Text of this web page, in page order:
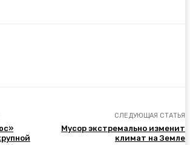
СЛЕДУЮЩАЯ СТАТЬЯ
Мусор экстремально изменит
климат на Земле